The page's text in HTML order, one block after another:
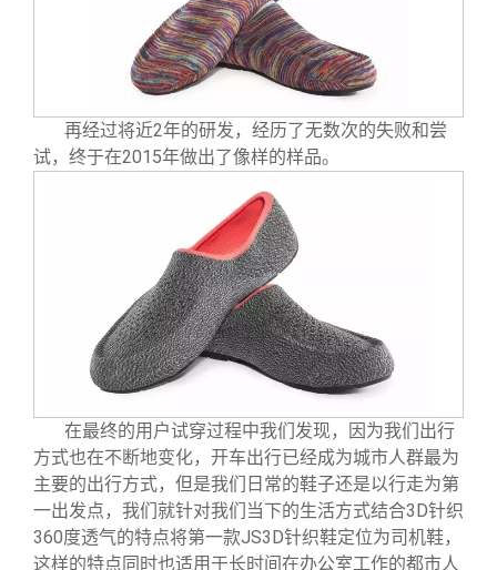
再经过将近2年的研发，经历了无数次的失败和尝
试，终于在2015年做出了像样的样品。
在最终的用户试穿过程中我们发现，因为我们出行
方式也在不断地变化，开车出行已经成为城市人群最为
主要的出行方式，但是我们日常的鞋子还是以行走为第
一出发点，我们就针对我们当下的生活方式结合3D针织
360度透气的特点将第一款JS3D针织鞋定位为司机鞋，
这样的特点同时也适用于长时间在办公室工作的都市人